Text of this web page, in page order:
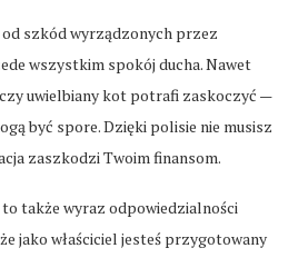
od szkód wyrządzonych przez
wszystkim spokój ducha. Nawet
uwielbiany kot potrafi zaskoczyć —
być spore. Dzięki polisie nie musisz
zaszkodzi Twoim finansom.
także wyraz odpowiedzialności
jako właściciel jesteś przygotowany